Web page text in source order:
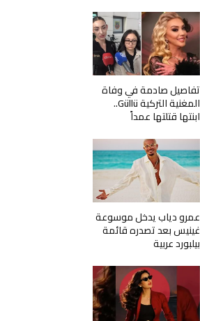
تفاصيل صادمة في وفاة
المغنية التركية Güllü..
ابنتها قتلتها عمداً
عمرو دياب يدخل موسوعة
غينيس بعد تصدره قائمة
بيلبورد عربية